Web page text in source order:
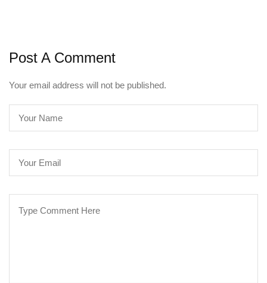
Post A Comment
Your email address will not be published.